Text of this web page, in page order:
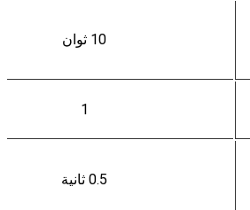
10 ثوان
1
0.5 ثانية